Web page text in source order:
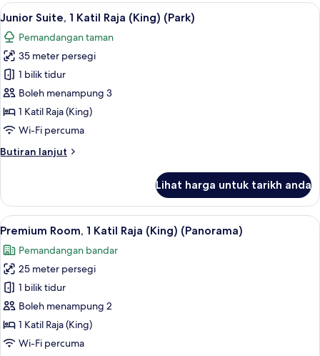
Katil
(King)
(Panorama)
Lihat
semua
foto
untuk
Junior
Suite,
1
Katil
(King)
Junior Suite, 1 Katil Raja (King)
10
Junior Suite, 1 Katil Raja (King) (Park)
Pemandangan taman
35 meter persegi
1 bilik tidur
Boleh menampung 3
1 Katil Raja (King)
Wi-Fi percuma
Butiran lanjut
Butiran
Suite,
Katil
(King)
(Park)
Lihat harga untuk tarikh anda
Lihat
semua
foto
untuk
Premium
Room,
1
Katil
Peralatan tempat tidur premium, peti
10
Premium Room, 1 Katil Raja (King) (Panorama)
Pemandangan bandar
25 meter persegi
1 bilik tidur
Boleh menampung 2
1 Katil Raja (King)
Wi-Fi percuma